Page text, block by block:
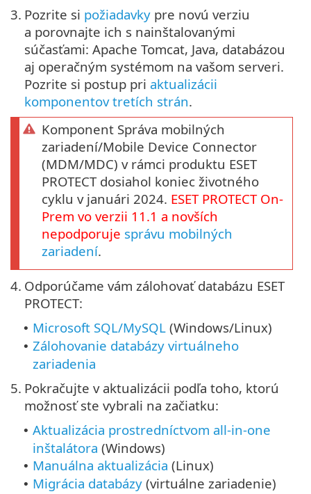
3. Pozrite si požiadavky pre novú verziu
a porovnajte ich s nainštalovanými
súčasťami: Apache Tomcat, Java, databázou
aj operačným systémom na vašom serveri.
Pozrite si postup pri aktualizácii
komponentov tretích strán.
Komponent Správa mobilných
zariadení/Mobile Device Connector
(MDM/MDC) v rámci produktu ESET
PROTECT dosiahol koniec životného
cyklu v januári 2024. ESET PROTECT On-
Prem vo verzii 11.1 a novších
nepodporuje správu mobilných
zariadení.
4. Odporúčame vám zálohovať databázu ESET
PROTECT:
• Microsoft SQL/MySQL (Windows/Linux)
• Zálohovanie databázy virtuálneho
zariadenia
5. Pokračujte v aktualizácii podľa toho, ktorú
možnosť ste vybrali na začiatku:
• Aktualizácia prostredníctvom all-in-one
inštalátora (Windows)
• Manuálna aktualizácia (Linux)
• Migrácia databázy (virtuálne zariadenie)